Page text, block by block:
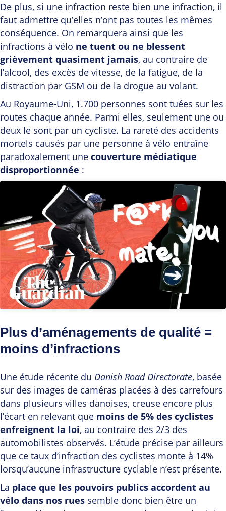
De plus, si une infraction reste bien une infraction, il
faut admettre qu’elles n’ont pas toutes les mêmes
conséquence. On remarquera ainsi que les
infractions à vélo ne tuent ou ne blessent
grièvement quasiment jamais, au contraire de
l’alcool, des excès de vitesse, de la fatigue, de la
distraction par GSM ou de la drogue au volant.
Au Royaume-Uni, 1.700 personnes sont tuées sur les
routes chaque année. Parmi elles, seulement une ou
deux le sont par un cycliste. La rareté des accidents
mortels causés par une personne à vélo entraîne
paradoxalement une couverture médiatique
disproportionnée :
Plus d’aménagements de qualité =
moins d’infractions
Une étude récente du Danish Road Directorate, basée
sur des images de caméras placées à des carrefours
dans plusieurs villes danoises, creuse encore plus
l’écart en relevant que moins de 5% des cyclistes
enfreignent la loi, au contraire des 2/3 des
automobilistes observés. L’étude précise par ailleurs
que ce taux d’infraction des cyclistes monte à 14%
lorsqu’aucune infrastructure cyclable n’est présente.
La place que les pouvoirs publics accordent au
vélo dans nos rues semble donc bien être un